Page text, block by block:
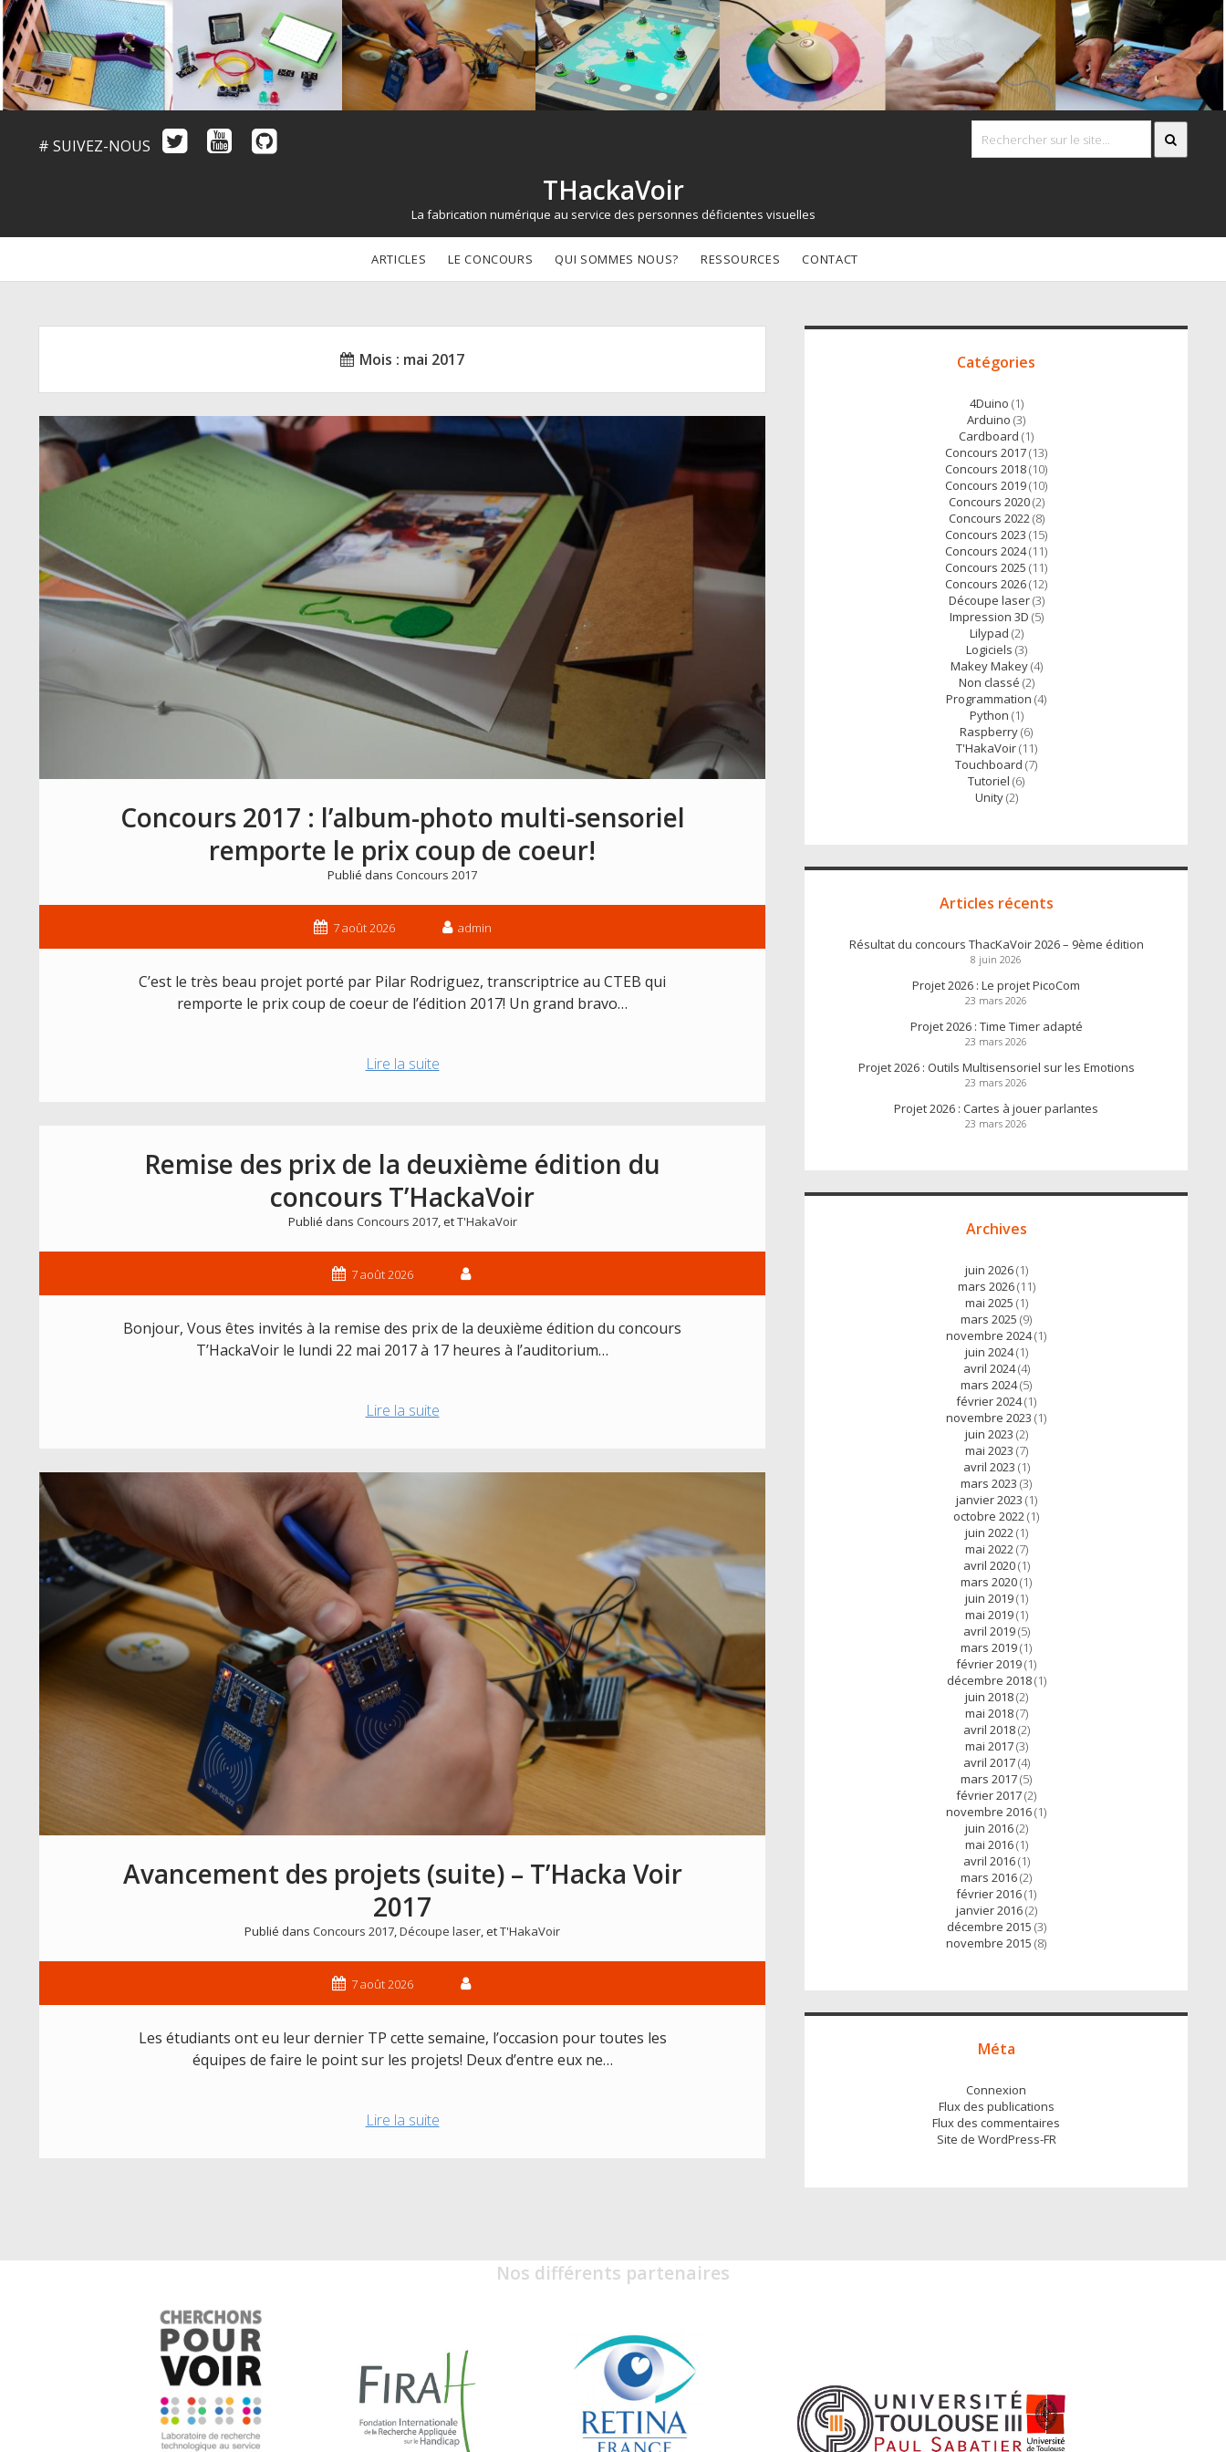
# SUIVEZ-NOUS
THackaVoir
La fabrication numérique au service des personnes déficientes visuelles
ARTICLES LE CONCOURS QUI SOMMES NOUS? RESSOURCES CONTACT
Mois : mai 2017
Concours 2017 : l’album-photo multi-sensoriel
remporte le prix coup de coeur!
Publié dans Concours 2017
7 août 2026 admin
C’est le très beau projet porté par Pilar Rodriguez, transcriptrice au CTEB qui
remporte le prix coup de coeur de l’édition 2017! Un grand bravo…
Lire la suiteConcours
photo
multi-
sensoriel
remporte
coup
coeur!
Remise des prix de la deuxième édition du
concours T’HackaVoir
Publié dans Concours 2017, etT'HakaVoir
7 août 2026
Bonjour, Vous êtes invités à la remise des prix de la deuxième édition du concours
T’HackaVoir le lundi 22 mai 2017 à 17 heures à l’auditorium…
Lire la suiteRemise
de
du
concours
T’HackaVoir
Avancement des projets (suite) – T’Hacka Voir
2017
Publié dans Concours 2017,Découpe laser, etT'HakaVoir
7 août 2026
Les étudiants ont eu leur dernier TP cette semaine, l’occasion pour toutes les
équipes de faire le point sur les projets! Deux d’entre eux ne…
Lire la suiteAvancement
Accès
Catégories
4Duino (1)
Arduino (3)
Cardboard (1)
Concours 2017(13)
Concours 2018(10)
Concours 2019(10)
Concours 2020(2)
Concours 2022(8)
Concours 2023 (15)
Concours 2024(11)
Concours 2025 (11)
Concours 2026(12)
Découpe laser(3)
Impression 3D (5)
Lilypad (2)
Logiciels (3)
Makey Makey(4)
Non classé (2)
Programmation (4)
Python (1)
Raspberry(6)
T'HakaVoir(11)
Touchboard (7)
Tutoriel (6)
Unity(2)
Articles récents
Résultat du concours ThacKaVoir 2026 – 9ème édition
8 juin 2026
Projet 2026 : Le projet PicoCom
23 mars 2026
Projet 2026 : Time Timer adapté
23 mars 2026
Projet 2026 : Outils Multisensoriel sur les Emotions
23 mars 2026
Projet 2026 : Cartes à jouer parlantes
23 mars 2026
Archives
juin 2026(1)
mars 2026(11)
mai 2025 (1)
mars 2025 (9)
novembre 2024(1)
juin 2024(1)
avril 2024(4)
mars 2024(5)
février 2024(1)
novembre 2023 (1)
juin 2023 (2)
mai 2023 (7)
avril 2023 (1)
mars 2023 (3)
janvier 2023 (1)
octobre 2022(1)
juin 2022(1)
mai 2022(7)
avril 2020(1)
mars 2020(1)
juin 2019(1)
mai 2019(1)
avril 2019(5)
mars 2019(1)
février 2019(1)
décembre 2018(1)
juin 2018(2)
mai 2018(7)
avril 2018(2)
mai 2017(3)
avril 2017(4)
mars 2017(5)
février 2017(2)
novembre 2016(1)
juin 2016(2)
mai 2016(1)
avril 2016(1)
mars 2016(2)
février 2016(1)
janvier 2016(2)
décembre 2015 (3)
novembre 2015 (8)
Méta
Connexion
Flux des publications
Flux des commentaires
Site de WordPress-FR
Nos différents partenaires